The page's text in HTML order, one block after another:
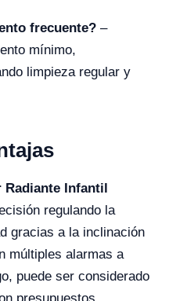
frecuente? –
mínimo,
limpieza regular y
Radiante Infantil
regulando la
gracias a la inclinación
múltiples alarmas a
puede ser considerado